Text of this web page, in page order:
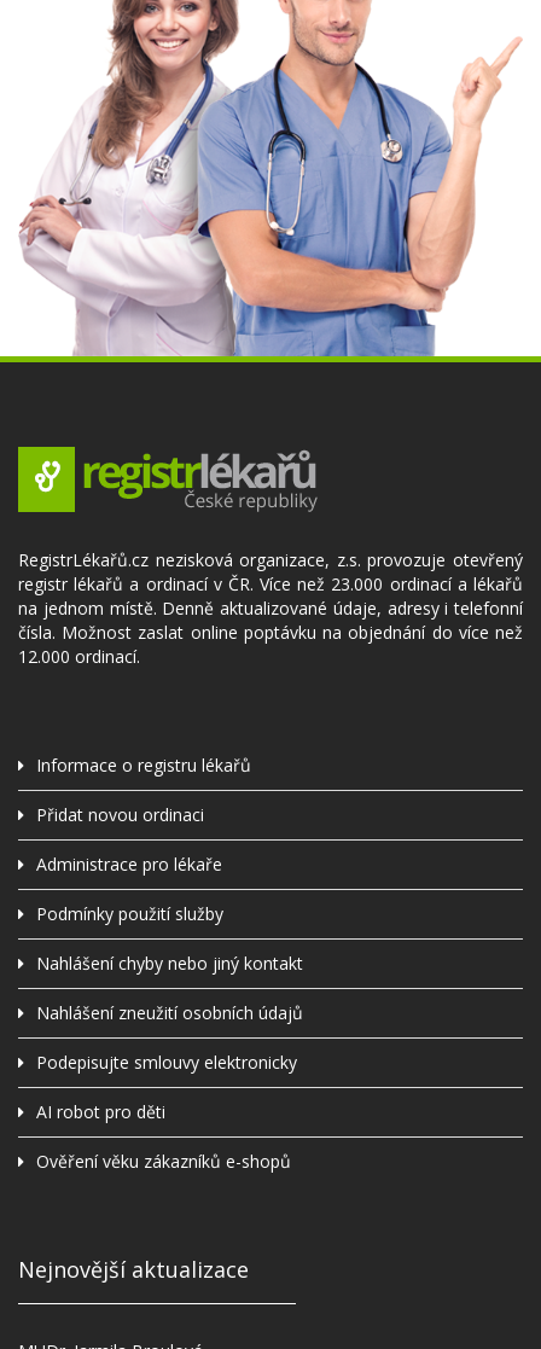
RegistrLékařů.cz nezisková organizace, z.s. provozuje otevřený
registr lékařů a ordinací v ČR. Více než 23.000 ordinací a lékařů
na jednom místě. Denně aktualizované údaje, adresy i telefonní
čísla. Možnost zaslat online poptávku na objednání do více než
12.000 ordinací.
Informace o registru lékařů
Přidat novou ordinaci
Administrace pro lékaře
Podmínky použití služby
Nahlášení chyby nebo jiný kontakt
Nahlášení zneužití osobních údajů
Podepisujte smlouvy elektronicky
AI robot pro děti
Ověření věku zákazníků e-shopů
Nejnovější aktualizace